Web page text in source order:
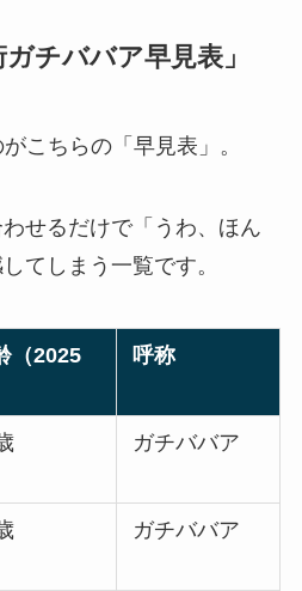
チババア早見表」
こちらの「早見表」。
せるだけで「うわ、ほん
てしまう一覧です。
（2025
呼称
ガチババア
ガチババア